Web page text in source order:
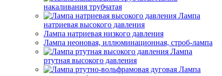
накаливания трубчатая
Лампа
натриевая высокого давления
Лампа натриевая низкого давления
Лампа неоновая, иллюминационная, строб-лампа
Лампа
ртутная высокого давления
Лампа